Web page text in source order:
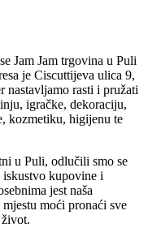
Jam Jam trgovina u Puli
je Ciscuttijeva ulica 9,
nastavljamo rasti i pružati
igračke, dekoraciju,
kozmetiku, higijenu te
u Puli, odlučili smo se
kupovine i
jest naša
moći pronaći sve